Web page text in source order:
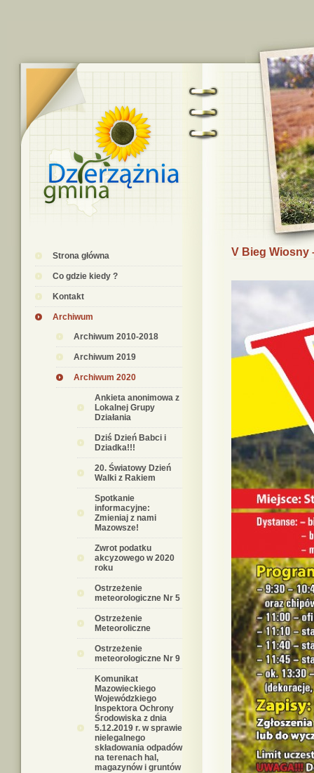
Strona główna
Co gdzie kiedy ?
Kontakt
Archiwum
Archiwum 2010-2018
Archiwum 2019
Archiwum 2020
Ankieta anonimowa z
Lokalnej Grupy
Działania
Dziś Dzień Babci i
Dziadka!!!
20. Światowy Dzień
Walki z Rakiem
Spotkanie
informacyjne:
Zmieniaj z nami
Mazowsze!
Zwrot podatku
akcyzowego w 2020
roku
Ostrzeżenie
meteorologiczne Nr 5
Ostrzeżenie
Meteoroliczne
Ostrzeżenie
meteorologiczne Nr 9
Komunikat
Mazowieckiego
Wojewódzkiego
Inspektora Ochrony
Środowiska z dnia
5.12.2019 r. w sprawie
nielegalnego
składowania odpadów
na terenach hal,
magazynów i gruntów
V Bieg Wiosny